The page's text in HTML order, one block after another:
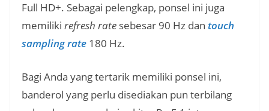
Full HD+. Sebagai pelengkap, ponsel ini juga
memiliki refresh rate sebesar 90 Hz dan touch
sampling rate 180 Hz.
Bagi Anda yang tertarik memiliki ponsel ini,
banderol yang perlu disediakan pun terbilang